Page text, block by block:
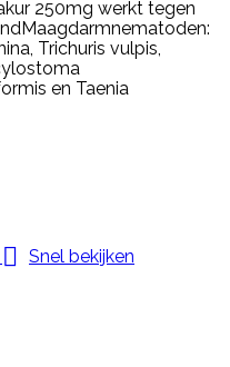
250mg werkt tegen
Trichuris vulpis,
en Taenia

Snel bekijken